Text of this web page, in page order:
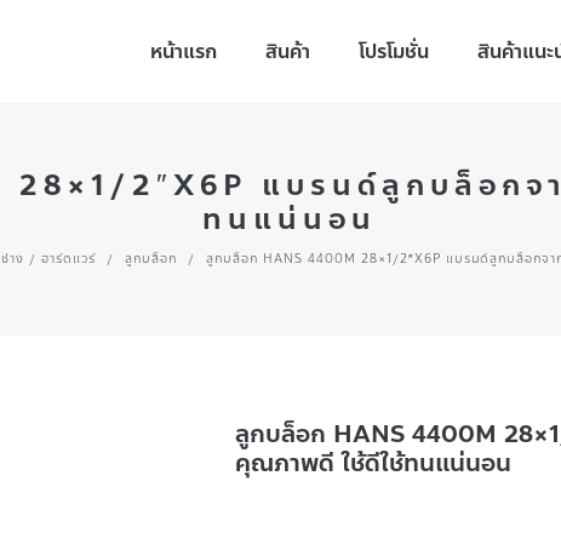
หน้าแรก สินค้า โปรโมชั่น สินค้าแนะ
2″X6P แบรนด์ลูกบล็อกจ
ทนแน่นอน
าง / ฮาร์ดแวร์ / ลูกบล็อก / ลูกบล็อก HANS 4400M 28×1/2″X6P แบรนด์ลูกบล็อกจ
ลูกบล็อก HANS 4400M
คุณภาพดี ใช้ดีใช้ทนแน่นอน